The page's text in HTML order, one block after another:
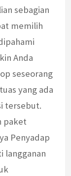
sebagian
memilih
Anda
seseorang
yang ada
tersebut.
paket
Penyadap
langganan